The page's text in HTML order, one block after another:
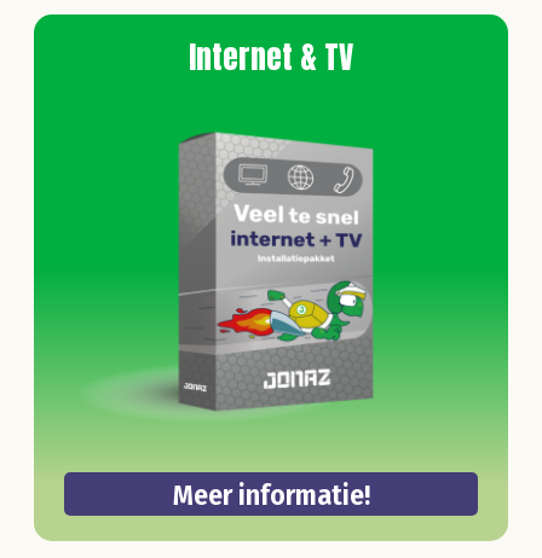
Internet & TV
Meer informatie!